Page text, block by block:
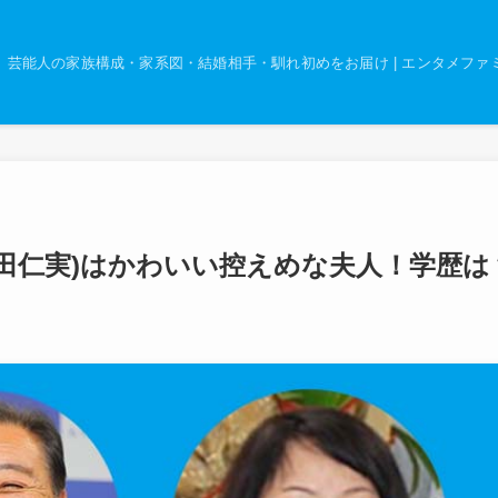
芸能人の家族構成・家系図・結婚相手・馴れ初めをお届け | エンタメファ
仁実)はかわいい控えめな夫人！学歴は